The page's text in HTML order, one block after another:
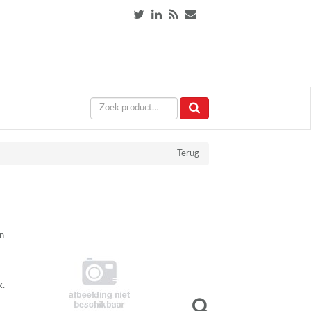
Terug